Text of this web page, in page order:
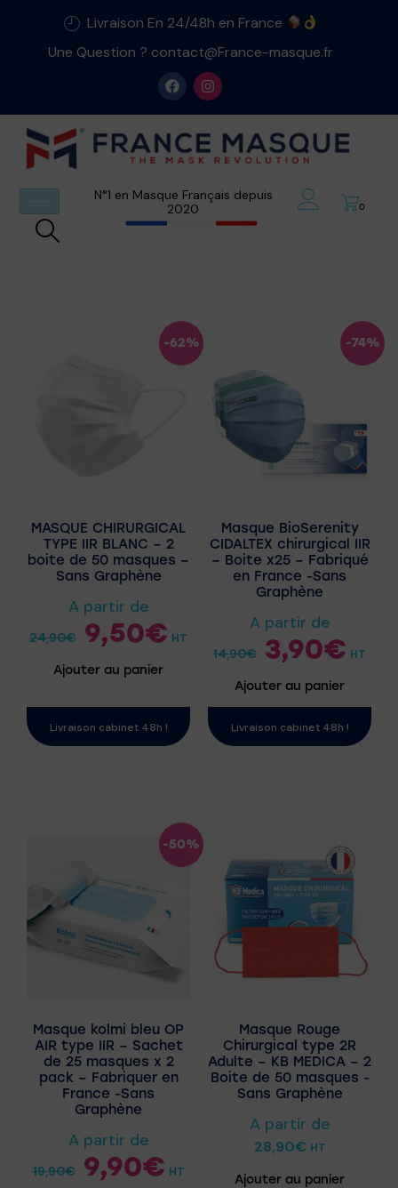
Livraison En 24/48h en France
Une Question ? contact@France-masque.fr
N°1 en Masque Français depuis
2020
0
-62%
MASQUE CHIRURGICAL
TYPE IIR BLANC – 2
boite de 50 masques –
Sans Graphène
A partir de
24,90€ 9,50€ HT
Ajouter au panier
Livraison cabinet 48h !
-74%
Masque BioSerenity
CIDALTEX chirurgical IIR
– Boite x25 – Fabriqué
en France -Sans
Graphène
A partir de
14,90€ 3,90€ HT
Ajouter au panier
Livraison cabinet 48h !
-50%
Masque kolmi bleu OP
AIR type IIR – Sachet
de 25 masques x 2
pack – Fabriquer en
France -Sans
Graphène
A partir de
19,90€ 9,90€ HT
Masque Rouge
Chirurgical type 2R
Adulte – KB MEDICA – 2
Boite de 50 masques -
Sans Graphène
A partir de
28,90€ HT
Ajouter au panier